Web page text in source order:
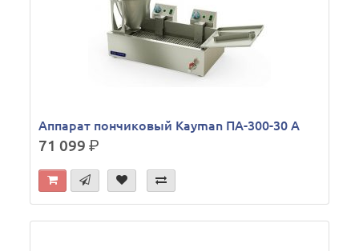
Аппарат пончиковый Kayman ПА-300-30 А
71 099р.